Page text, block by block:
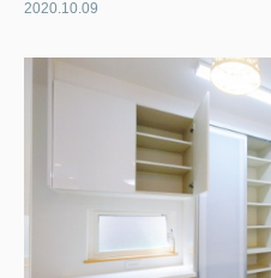
2020.10.09